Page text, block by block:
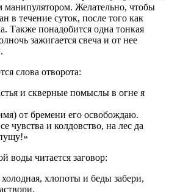
манипулятором. Желательно, чтобы
в течение суток, после того как
Также понадобится одна тонкая
зажигается свеча и от нее
слова отворота:
и скверные помыслы в огне я
от бремени его освобождаю.
чувства и колдовство, на лес да
воды читается заговор:
хлопоты и беды забери,